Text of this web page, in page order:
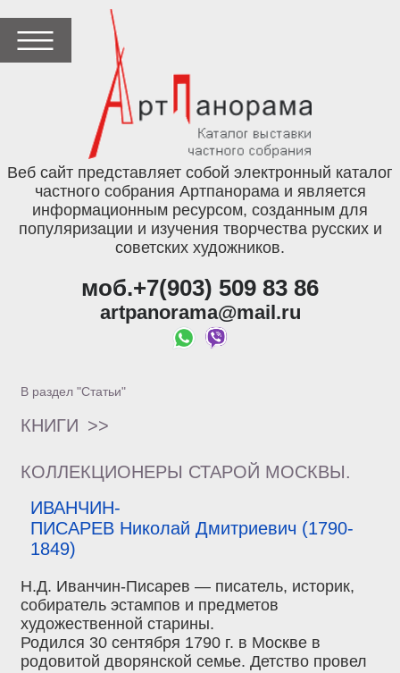
Веб сайт представляет собой электронный каталог
частного собрания Артпанорама и является
информационным ресурсом, созданным для
популяризации и изучения творчества русских и
советских художников.
моб.+7(903) 509 83 86
artpanorama@mail.ru
В раздел "Статьи"
КНИГИ >>
КОЛЛЕКЦИОНЕРЫ СТАРОЙ МОСКВЫ.
ИВАНЧИН-
ПИСАРЕВ Николай Дмитриевич (1790-
1849)
Н.Д. Иванчин-Писарев — писатель, историк,
собиратель эстампов и предметов
художественной старины.
Родился 30 сентября 1790 г. в Москве в
родовитой дворянской семье. Детство провел